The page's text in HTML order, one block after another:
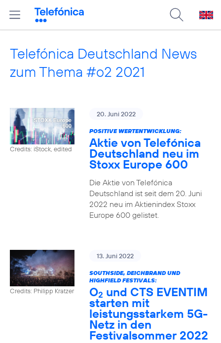
Telefónica Deutschland News
zum Thema #o2 2021
Credits: iStock, edited
20. Juni 2022
POSITIVE WERTENTWICKLUNG:
Aktie von Telefónica
Deutschland neu im
Stoxx Europe 600
Die Aktie von Telefónica
Deutschland ist seit dem 20. Juni
2022 neu im Aktienindex Stoxx
Europe 600 gelistet.
Credits: Philipp Kratzer
13. Juni 2022
SOUTHSIDE, DEICHBRAND UND
HIGHFIELD FESTIVALS:
O2 und CTS EVENTIM
starten mit
leistungsstarkem 5G-
Netz in den
Festivalsommer 2022